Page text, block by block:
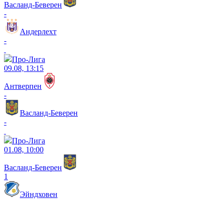
Васланд-Беверен
-
Андерлехт
-
Про-Лига
09.08, 13:15
Антверпен
-
Васланд-Беверен
-
Про-Лига
01.08, 10:00
Васланд-Беверен
1
Эйндховен